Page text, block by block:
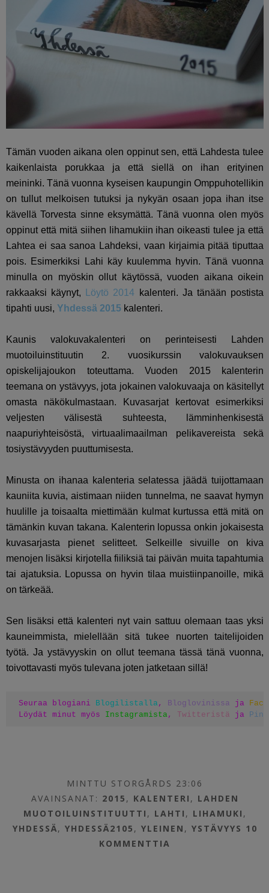
Tämän vuoden aikana olen oppinut sen, että Lahdesta tulee
kaikenlaista porukkaa ja että siellä on ihan erityinen
meininki. Tänä vuonna kyseisen kaupungin Omppuhotellikin
on tullut melkoisen tutuksi ja nykyän osaan jopa ihan itse
kävellä Torvesta sinne eksymättä. Tänä vuonna olen myös
oppinut että mitä siihen lihamukiin ihan oikeasti tulee ja että
Lahtea ei saa sanoa Lahdeksi, vaan kirjaimia pitää tiputtaa
pois. Esimerkiksi Lahi käy kuulemma hyvin. Tänä vuonna
minulla on myöskin ollut käytössä, vuoden aikana oikein
rakkaaksi käynyt,
Löytö 2014 kalenteri. Ja tänään postista
tipahti uusi, Yhdessä 2015 kalenteri.
Kaunis valokuvakalenteri on perinteisesti Lahden
muotoiluinstituutin 2. vuosikurssin valokuvauksen
opiskelijajoukon toteuttama. Vuoden 2015 kalenterin
teemana on ystävyys, jota jokainen valokuvaaja on käsitellyt
omasta näkökulmastaan. Kuvasarjat kertovat esimerkiksi
veljesten välisestä suhteesta, lämminhenkisestä
naapuriyhteisöstä, virtuaalimaailman pelikavereista sekä
tosiystävyyden puuttumisesta.
Minusta on ihanaa kalenteria selatessa jäädä tuijottamaan
kauniita kuvia, aistimaan niiden tunnelma, ne saavat hymyn
huulille ja toisaalta miettimään kulmat kurtussa että mitä on
tämänkin kuvan takana. Kalenterin lopussa onkin jokaisesta
kuvasarjasta pienet selitteet. Selkeille sivuille on kiva
menojen lisäksi kirjotella fiiliksiä tai päivän muita tapahtumia
tai ajatuksia. Lopussa on hyvin tilaa muistiinpanoille, mikä
on tärkeää.
Sen lisäksi että kalenteri nyt vain sattuu olemaan taas yksi
kauneimmista, mielellään sitä tukee nuorten taitelijoiden
työtä. Ja ystävyyskin on ollut teemana tässä tänä vuonna,
toivottavasti myös tulevana joten jatketaan sillä!
Seuraa blogiani Blogilistalla, Bloglovinissa ja
Löydät minut myös Instagramista, Twitteristä ja
MINTTU STORGÅRDS 23:06
AVAINSANAT: 2015 , KALENTERI , LAHDEN
MUOTOILUINSTITUUTTI , LAHTI , LIHAMUKI ,
YHDESSÄ, YHDESSÄ2105 , YLEINEN , YSTÄVYYS 10
KOMMENTTIA